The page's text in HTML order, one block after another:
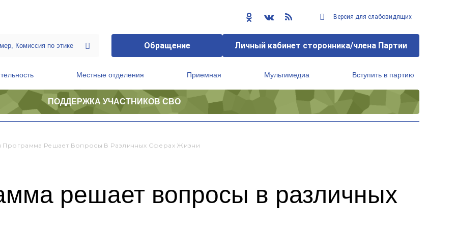
Версия для слабовидящих
Обращение Личный кабинет сторонника/члена Партии
Местные отделения Приемная Мультимедиа Вступить в партию
ПОДДЕРЖКА УЧАСТНИКОВ СВО
Программа Решает Вопросы В Различных Сферах Жизни
решает вопросы в различных